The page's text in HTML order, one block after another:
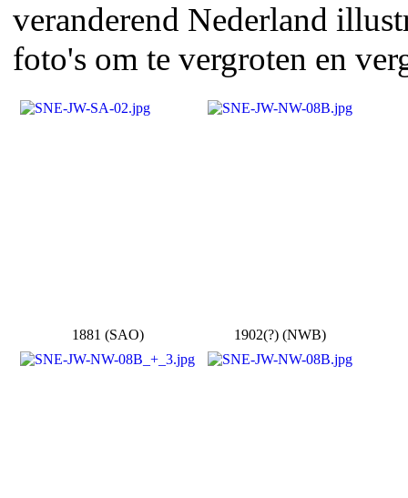
veranderend Nederland
foto's om te vergroten en
1881 (SAO) 1902(?) (NWB)